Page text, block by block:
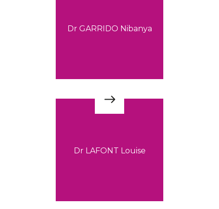
Dr GARRIDO Nibanya
Dr LAFONT Louise